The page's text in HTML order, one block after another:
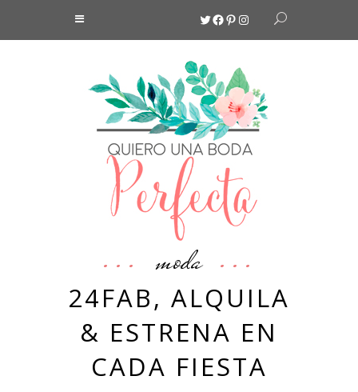
Twitter
Facebook
Pinterest
Instagram
moda
24FAB, ALQUILA
& ESTRENA EN
CADA FIESTA